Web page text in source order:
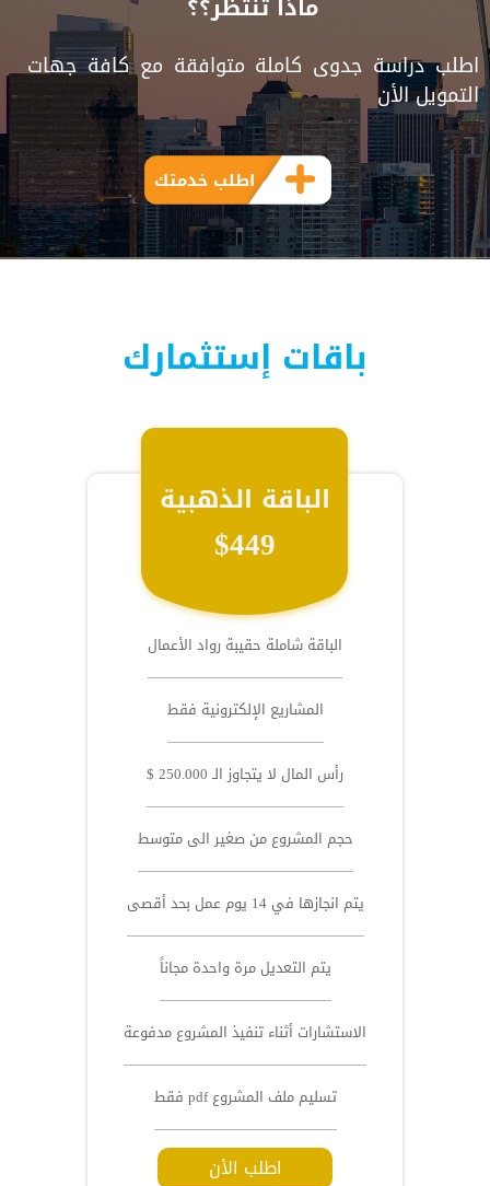
اطلب دراسة جدوى كاملة متوافقة مع كافة جهات
التمويل الأن
اطلب خدمتك
باقات إستثمارك
الباقة الذهبية
$449
الباقة شاملة حقيبة رواد الأعمال
المشاريع الإلكترونية فقط
رأس المال لا يتجاوز الـ 250.000 $
حجم المشروع من صغير الى متوسط
يتم انجازها في 14 يوم عمل بحد أقصى
يتم التعديل مرة واحدة مجاناً
الاستشارات أثناء تنفيذ المشروع مدفوعة
تسليم ملف المشروع pdf فقط
اطلب الأن